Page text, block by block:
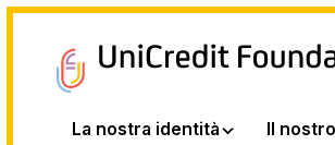
La nostra identità Il